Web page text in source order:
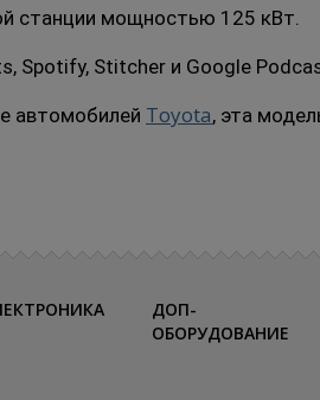
станции мощностью 125 кВт.
Spotify, Stitcher и Google
автомобилей Toyota, эта
ДОП-
ОБОРУДОВАНИЕ